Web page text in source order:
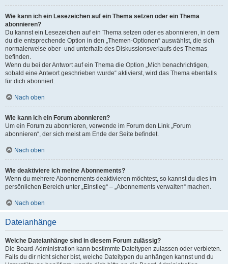
Wie kann ich ein Lesezeichen auf ein Thema setzen oder ein Thema
abonnieren?
Du kannst ein Lesezeichen auf ein Thema setzen oder es abonnieren, in dem
du die entsprechende Option in den „Themen-Optionen“ auswählst, die sich
normalerweise ober- und unterhalb des Diskussionsverlaufs des Themas
befinden.
Wenn du bei der Antwort auf ein Thema die Option „Mich benachrichtigen,
sobald eine Antwort geschrieben wurde“ aktivierst, wird das Thema ebenfalls
für dich abonniert.
Nach oben
Wie kann ich ein Forum abonnieren?
Um ein Forum zu abonnieren, verwende im Forum den Link „Forum
abonnieren“, der sich meist am Ende der Seite befindet.
Nach oben
Wie deaktiviere ich meine Abonnements?
Wenn du mehrere Abonnements deaktivieren möchtest, so kannst du dies im
persönlichen Bereich unter „Einstieg“ – „Abonnements verwalten“ machen.
Nach oben
Dateianhänge
Welche Dateianhänge sind in diesem Forum zulässig?
Die Board-Administration kann bestimmte Dateitypen zulassen oder verbieten.
Falls du dir nicht sicher bist, welche Dateitypen du anhängen kannst und du